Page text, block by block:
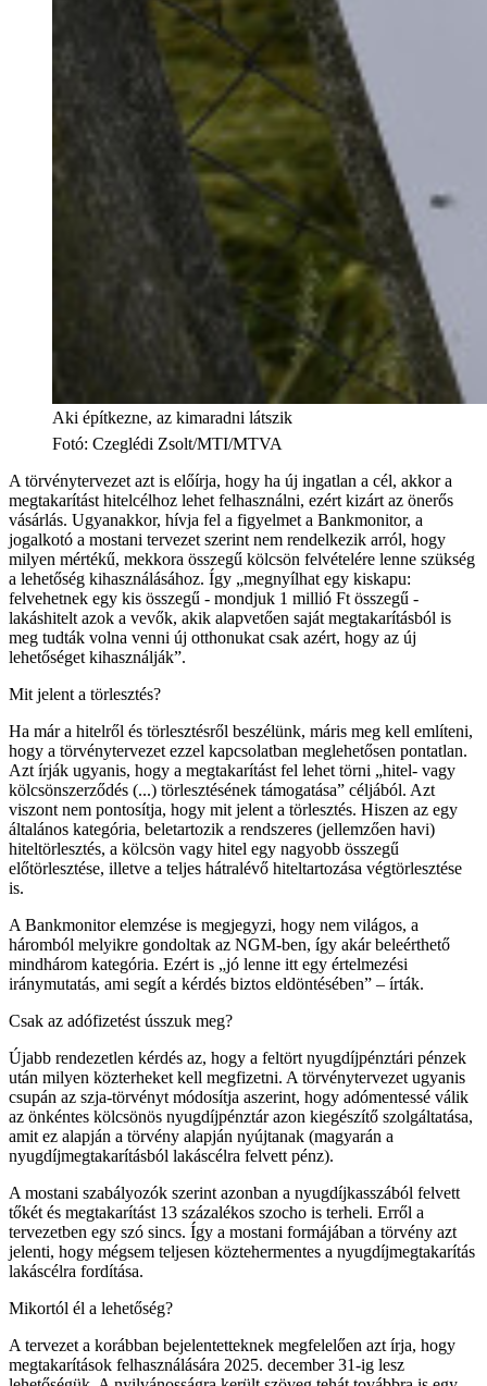
Aki építkezne, az kimaradni látszik
Fotó: Czeglédi Zsolt/MTI/MTVA
A törvénytervezet azt is előírja, hogy ha új ingatlan a cél, akkor a
megtakarítást hitelcélhoz lehet felhasználni, ezért kizárt az önerős
vásárlás. Ugyanakkor, hívja fel a figyelmet a Bankmonitor, a
jogalkotó a mostani tervezet szerint nem rendelkezik arról, hogy
milyen mértékű, mekkora összegű kölcsön felvételére lenne szükség
a lehetőség kihasználásához. Így „megnyílhat egy kiskapu:
felvehetnek egy kis összegű - mondjuk 1 millió Ft összegű -
lakáshitelt azok a vevők, akik alapvetően saját megtakarításból is
meg tudták volna venni új otthonukat csak azért, hogy az új
lehetőséget kihasználják”.
Mit jelent a törlesztés?
Ha már a hitelről és törlesztésről beszélünk, máris meg kell említeni,
hogy a törvénytervezet ezzel kapcsolatban meglehetősen pontatlan.
Azt írják ugyanis, hogy a megtakarítást fel lehet törni „hitel- vagy
kölcsönszerződés (...) törlesztésének támogatása” céljából. Azt
viszont nem pontosítja, hogy mit jelent a törlesztés. Hiszen az egy
általános kategória, beletartozik a rendszeres (jellemzően havi)
hiteltörlesztés, a kölcsön vagy hitel egy nagyobb összegű
előtörlesztése, illetve a teljes hátralévő hiteltartozása végtörlesztése
is.
A Bankmonitor elemzése is megjegyzi, hogy nem világos, a
háromból melyikre gondoltak az NGM-ben, így akár beleérthető
mindhárom kategória. Ezért is „jó lenne itt egy értelmezési
iránymutatás, ami segít a kérdés biztos eldöntésében” – írták.
Csak az adófizetést ússzuk meg?
Újabb rendezetlen kérdés az, hogy a feltört nyugdíjpénztári pénzek
után milyen közterheket kell megfizetni. A törvénytervezet ugyanis
csupán az szja-törvényt módosítja aszerint, hogy adómentessé válik
az önkéntes kölcsönös nyugdíjpénztár azon kiegészítő szolgáltatása,
amit ez alapján a törvény alapján nyújtanak (magyarán a
nyugdíjmegtakarításból lakáscélra felvett pénz).
A mostani szabályozók szerint azonban a nyugdíjkasszából felvett
tőkét és megtakarítást 13 százalékos szocho is terheli. Erről a
tervezetben egy szó sincs. Így a mostani formájában a törvény azt
jelenti, hogy mégsem teljesen köztehermentes a nyugdíjmegtakarítás
lakáscélra fordítása.
Mikortól él a lehetőség?
A tervezet a korábban bejelentetteknek megfelelően azt írja, hogy
megtakarítások felhasználására 2025. december 31-ig lesz